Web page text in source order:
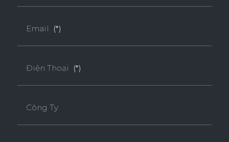
Email (*)
Điện Thoại (*)
Công Ty